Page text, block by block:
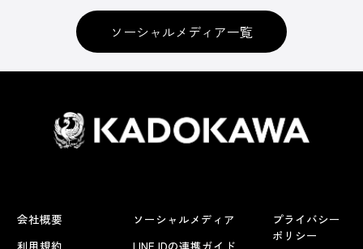
ソーシャルメディア一覧
会社概要
ソーシャルメディア
プライバシー
ポリシー